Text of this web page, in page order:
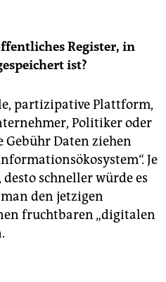
Register, in
ist?
partizipative Plattform,
Politiker oder
Gebühr Daten ziehen
Je
schneller würde es
den jetzigen
fruchtbaren „digitalen